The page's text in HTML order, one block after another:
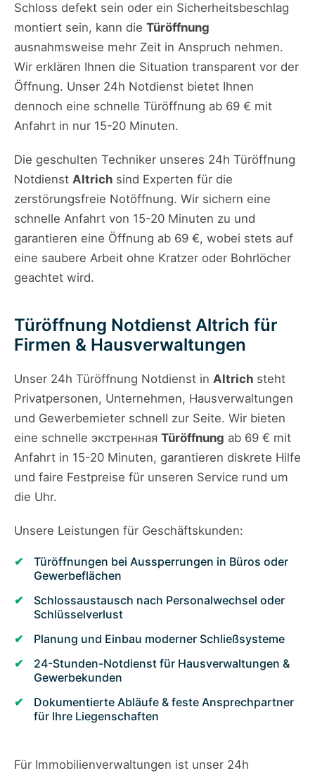
Schloss defekt sein oder ein Sicherheitsbeschlag
montiert sein, kann die Türöffnung
ausnahmsweise mehr Zeit in Anspruch nehmen.
Wir erklären Ihnen die Situation transparent vor der
Öffnung. Unser 24h Notdienst bietet Ihnen
dennoch eine schnelle Türöffnung ab 69 € mit
Anfahrt in nur 15-20 Minuten.
Die geschulten Techniker unseres 24h Türöffnung
Notdienst Altrich sind Experten für die
zerstörungsfreie Notöffnung. Wir sichern eine
schnelle Anfahrt von 15-20 Minuten zu und
garantieren eine Öffnung ab 69 €, wobei stets auf
eine saubere Arbeit ohne Kratzer oder Bohrlöcher
geachtet wird.
Türöffnung Notdienst Altrich für
Firmen & Hausverwaltungen
Unser 24h Türöffnung Notdienst in Altrich steht
Privatpersonen, Unternehmen, Hausverwaltungen
und Gewerbemieter schnell zur Seite. Wir bieten
eine schnelle экстренная Türöffnung ab 69 € mit
Anfahrt in 15-20 Minuten, garantieren diskrete Hilfe
und faire Festpreise für unseren Service rund um
die Uhr.
Unsere Leistungen für Geschäftskunden:
Türöffnungen bei Aussperrungen in Büros oder
Gewerbeflächen
Schlossaustausch nach Personalwechsel oder
Schlüsselverlust
Planung und Einbau moderner Schließsysteme
24-Stunden-Notdienst für Hausverwaltungen &
Gewerbekunden
Dokumentierte Abläufe & feste Ansprechpartner
für Ihre Liegenschaften
Für Immobilienverwaltungen ist unser 24h